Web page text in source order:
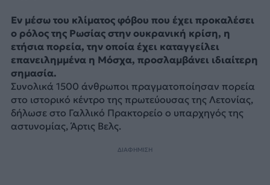
Εν μέσω του κλίματος φόβου που έχει προκαλέσει
ο ρόλος της Ρωσίας στην ουκρανική κρίση, η
ετήσια πορεία, την οποία έχει καταγγείλει
επανειλημμένα η Μόσχα, προσλαμβάνει ιδιαίτερη
σημασία.
Συνολικά 1500 άνθρωποι πραγματοποίησαν πορεία
στο ιστορικό κέντρο της πρωτεύουσας της Λετονίας,
δήλωσε στο Γαλλικό Πρακτορείο ο υπαρχηγός της
αστυνομίας, Άρτις Βελς.
ΔΙΑΦΗΜΙΣΗ